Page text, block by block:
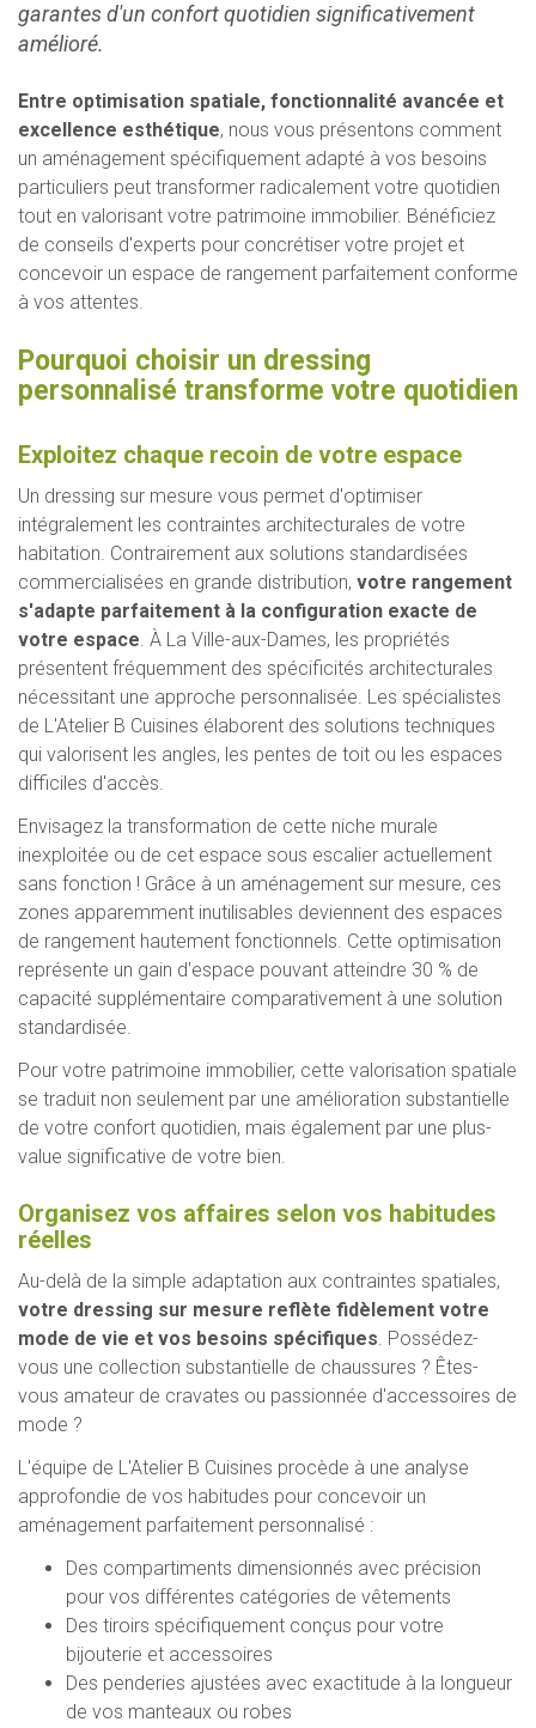
garantes d'un confort quotidien significativement
amélioré.
Entre optimisation spatiale, fonctionnalité avancée et
excellence esthétique, nous vous présentons comment
un aménagement spécifiquement adapté à vos besoins
particuliers peut transformer radicalement votre quotidien
tout en valorisant votre patrimoine immobilier. Bénéficiez
de conseils d'experts pour concrétiser votre projet et
concevoir un espace de rangement parfaitement conforme
à vos attentes.
Pourquoi choisir un dressing
personnalisé transforme votre quotidien
Exploitez chaque recoin de votre espace
Un dressing sur mesure vous permet d'optimiser
intégralement les contraintes architecturales de votre
habitation. Contrairement aux solutions standardisées
commercialisées en grande distribution, votre rangement
s'adapte parfaitement à la configuration exacte de
votre espace. À La Ville-aux-Dames, les propriétés
présentent fréquemment des spécificités architecturales
nécessitant une approche personnalisée. Les spécialistes
de L'Atelier B Cuisines élaborent des solutions techniques
qui valorisent les angles, les pentes de toit ou les espaces
difficiles d'accès.
Envisagez la transformation de cette niche murale
inexploitée ou de cet espace sous escalier actuellement
sans fonction ! Grâce à un aménagement sur mesure, ces
zones apparemment inutilisables deviennent des espaces
de rangement hautement fonctionnels. Cette optimisation
représente un gain d'espace pouvant atteindre 30 % de
capacité supplémentaire comparativement à une solution
standardisée.
Pour votre patrimoine immobilier, cette valorisation spatiale
se traduit non seulement par une amélioration substantielle
de votre confort quotidien, mais également par une plus-
value significative de votre bien.
Organisez vos affaires selon vos habitudes
réelles
Au-delà de la simple adaptation aux contraintes spatiales,
votre dressing sur mesure reflète fidèlement votre
mode de vie et vos besoins spécifiques. Possédez-
vous une collection substantielle de chaussures ? Êtes-
vous amateur de cravates ou passionnée d'accessoires de
mode ?
L'équipe de L'Atelier B Cuisines procède à une analyse
approfondie de vos habitudes pour concevoir un
aménagement parfaitement personnalisé :
Des compartiments dimensionnés avec précision
pour vos différentes catégories de vêtements
Des tiroirs spécifiquement conçus pour votre
bijouterie et accessoires
Des penderies ajustées avec exactitude à la longueur
de vos manteaux ou robes